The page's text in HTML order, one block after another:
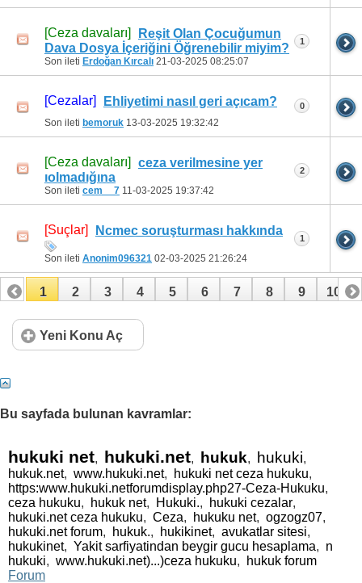
[Ceza davaları]
Reşit Olan Çocuğumun
Dava Dosya İçeriğini Öğrenebilir miyim?
Son ileti Erdoğan Kırcalı 21-03-2025 08:25:07
1
[Cezalar] Ehliyetimi nasıl geri açıcam?
Son ileti bemoruk 13-03-2025 19:32:42
0
[Ceza davaları]
ceza verilmesine yer
ıolmadığına
Son ileti cem__7 11-03-2025 19:37:42
2
[Suçlar] Ncmec soruşturması hakkında
Son ileti Anonim096321 02-03-2025 21:26:24
1
1 2 3 4 5 6 7 8 9 10
11 12 13 14
Yeni Konu Aç
Bu sayfada bulunan kavramlar:
hukuki net, hukuki.net, hukuk, hukuki,
hukuk.net, www.hukuki.net, hukuki net ceza hukuku,
https:www.hukuki.netforumdisplay.php27-Ceza-Hukuku,
ceza hukuku, hukuk net, Hukuki., hukuki cezalar,
hukuki.net ceza hukuku, Ceza, hukuku net, ogzogz07,
hukuki.net forum, hukuk., hukikinet, avukatlar sitesi,
hukukinet, Yakit sarfiyatindan beygir gucu hesaplama, n
hukuki, www.hukuki.net)...)ceza hukuku,
hukuk forum
Forum